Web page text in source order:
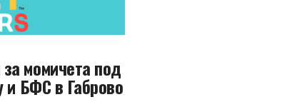
момичета под
и БФС в Габрово